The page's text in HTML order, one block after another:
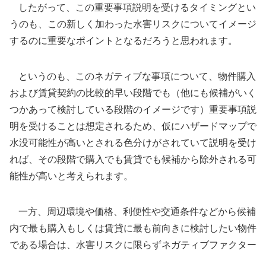
したがって、この重要事項説明を受けるタイミングとい
うのも、この新しく加わった水害リスクについてイメージ
するのに重要なポイントとなるだろうと思われます。
というのも、このネガティブな事項について、物件購入
および賃貸契約の比較的早い段階でも（他にも候補がいく
つかあって検討している段階のイメージです）重要事項説
明を受けることは想定されるため、仮にハザードマップで
水没可能性が高いとされる色分けがされていて説明を受け
れば、その段階で購入でも賃貸でも候補から除外される可
能性が高いと考えられます。
一方、周辺環境や価格、利便性や交通条件などから候補
内で最も購入もしくは賃貸に最も前向きに検討したい物件
である場合は、水害リスクに限らずネガティブファクター